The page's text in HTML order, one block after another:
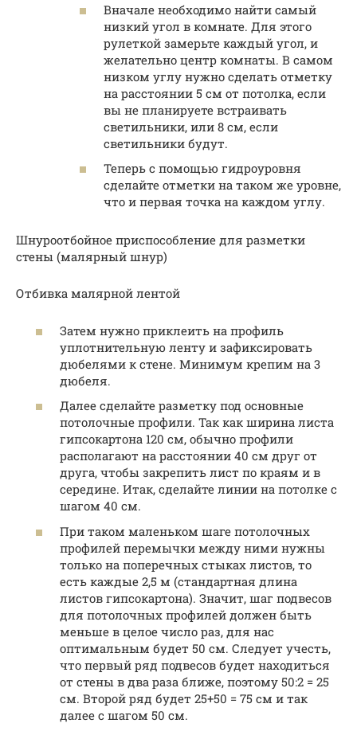
Вначале необходимо найти самый
низкий угол в комнате. Для этого
рулеткой замерьте каждый угол, и
желательно центр комнаты. В самом
низком углу нужно сделать отметку
на расстоянии 5 см от потолка, если
вы не планируете встраивать
светильники, или 8 см, если
светильники будут.
Теперь с помощью гидроуровня
сделайте отметки на таком же уровне,
что и первая точка на каждом углу.
Шнуроотбойное приспособление для разметки
стены (малярный шнур)
Отбивка малярной лентой
Затем нужно приклеить на профиль
уплотнительную ленту и зафиксировать
дюбелями к стене. Минимум крепим на 3
дюбеля.
Далее сделайте разметку под основные
потолочные профили. Так как ширина листа
гипсокартона 120 см, обычно профили
располагают на расстоянии 40 см друг от
друга, чтобы закрепить лист по краям и в
середине. Итак, сделайте линии на потолке с
шагом 40 см.
При таком маленьком шаге потолочных
профилей перемычки между ними нужны
только на поперечных стыках листов, то
есть каждые 2,5 м (стандартная длина
листов гипсокартона). Значит, шаг подвесов
для потолочных профилей должен быть
меньше в целое число раз, для нас
оптимальным будет 50 см. Следует учесть,
что первый ряд подвесов будет находиться
от стены в два раза ближе, поэтому 50:2 = 25
см. Второй ряд будет 25+50 = 75 см и так
далее с шагом 50 см.